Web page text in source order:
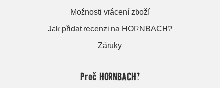
Možnosti vrácení zboží
Jak přidat recenzi na HORNBACH?
Záruky
Proč HORNBACH?